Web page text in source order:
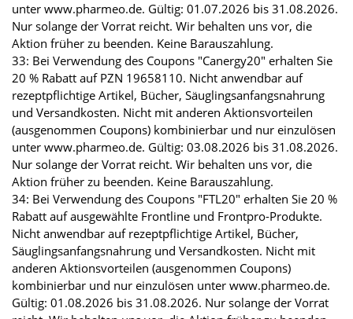
unter www.pharmeo.de. Gültig: 01.07.2026 bis 31.08.2026.
Nur solange der Vorrat reicht. Wir behalten uns vor, die
Aktion früher zu beenden. Keine Barauszahlung.
33: Bei Verwendung des Coupons "Canergy20" erhalten Sie
20 % Rabatt auf PZN 19658110. Nicht anwendbar auf
rezeptpflichtige Artikel, Bücher, Säuglingsanfangsnahrung
und Versandkosten. Nicht mit anderen Aktionsvorteilen
(ausgenommen Coupons) kombinierbar und nur einzulösen
unter www.pharmeo.de. Gültig: 03.08.2026 bis 31.08.2026.
Nur solange der Vorrat reicht. Wir behalten uns vor, die
Aktion früher zu beenden. Keine Barauszahlung.
34: Bei Verwendung des Coupons "FTL20" erhalten Sie 20 %
Rabatt auf ausgewählte Frontline und Frontpro-Produkte.
Nicht anwendbar auf rezeptpflichtige Artikel, Bücher,
Säuglingsanfangsnahrung und Versandkosten. Nicht mit
anderen Aktionsvorteilen (ausgenommen Coupons)
kombinierbar und nur einzulösen unter www.pharmeo.de.
Gültig: 01.08.2026 bis 31.08.2026. Nur solange der Vorrat